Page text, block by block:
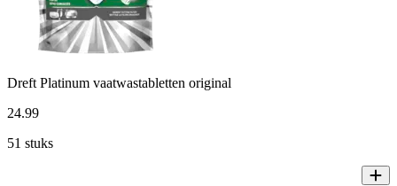
Dreft Platinum vaatwastabletten original
24.99
51 stuks